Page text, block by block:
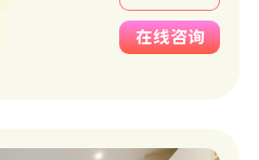
在线咨询